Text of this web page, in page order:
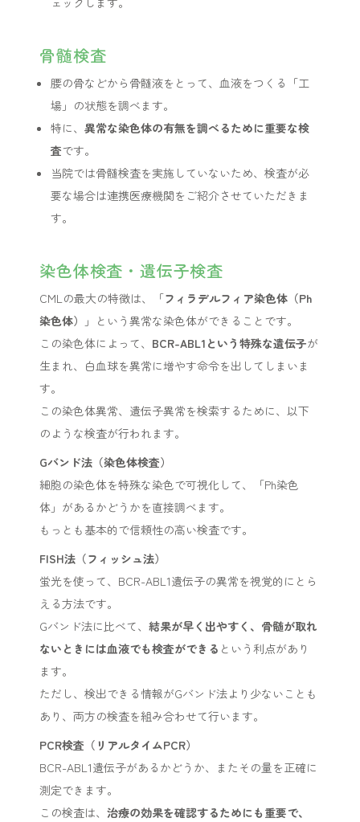
骨髄検査
腰の骨などから骨髄液をとって、血液をつくる「工
場」の状態を調べます。
特に、異常な染色体の有無を調べるために重要な検
査です。
当院では骨髄検査を実施していないため、検査が必
要な場合は連携医療機関をご紹介させていただきま
す。
染色体検査・遺伝子検査
CMLの最大の特徴は、「フィラデルフィア染色体（Ph
染色体）
」という異常な染色体ができることです。
この染色体によって、 BCR-ABL1という特殊な遺伝子が
生まれ、白血球を異常に増やす命令を出してしまいま
す。
この染色体異常、遺伝子異常を検索するために、以下
のような検査が行われます。
Gバンド法（染色体検査）
細胞の染色体を特殊な染色で可視化して、「Ph染色
体」があるかどうかを直接調べます。
もっとも基本的で信頼性の高い検査です。
FISH法（フィッシュ法）
蛍光を使って、BCR-ABL1遺伝子の異常を視覚的にとら
える方法です。
Gバンド法に比べて、結果が早く出やすく、骨髄が取れ
ないときには血液でも検査ができる という利点があり
ます。
ただし、検出できる情報がGバンド法より少ないことも
あり、両方の検査を組み合わせて行います。
PCR検査（リアルタイムPCR）
BCR-ABL1遺伝子があるかどうか、またその量を正確に
測定できます。
この検査は、治療の効果を確認するためにも重要で、